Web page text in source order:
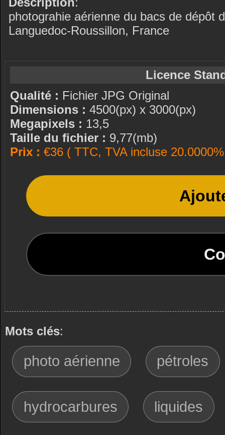
photograhie aérienne du bacs de dépôt
Languedoc-Roussillon, France
Licence
Qualité : Fichier JPG Original
Dimensions : 4500(px) x 3000(px)
Megapixels : 13,5
Taille du fichier : 9,77(mb)
Prix : €36 ( TTC, TVA incluse
Mots clés:
photo aérienne pétroles
hydrocarbures liquides